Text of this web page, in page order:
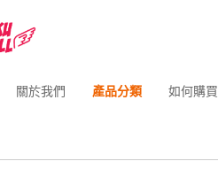
關於我們 產品分類 如何購買